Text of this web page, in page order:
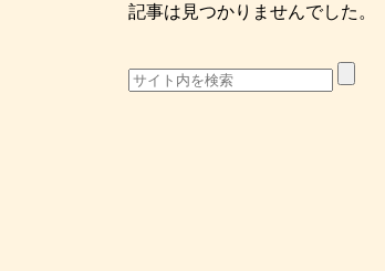
記事は見つかりませんでした。